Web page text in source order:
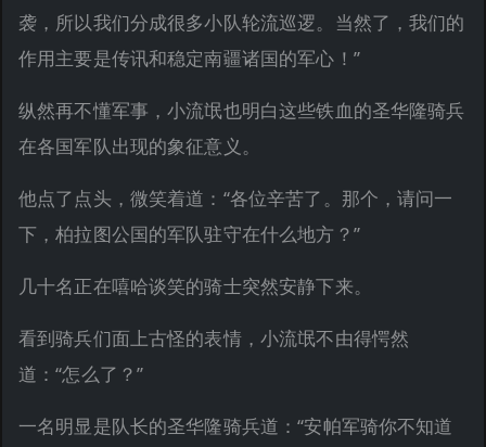
袭，所以我们分成很多小队轮流巡逻。当然了，我们的
作用主要是传讯和稳定南疆诸国的军心！”
纵然再不懂军事，小流氓也明白这些铁血的圣华隆骑兵
在各国军队出现的象征意义。
他点了点头，微笑着道：“各位辛苦了。那个，请问一
下，柏拉图公国的军队驻守在什么地方？”
几十名正在嘻哈谈笑的骑士突然安静下来。
看到骑兵们面上古怪的表情，小流氓不由得愕然
道：“怎么了？”
一名明显是队长的圣华隆骑兵道：“安帕军骑你不知道